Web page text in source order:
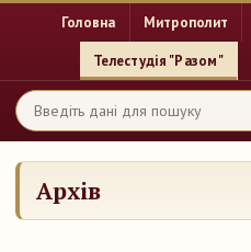
Головна Митрополит
Телестудія "Разом"
Архів